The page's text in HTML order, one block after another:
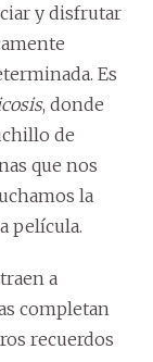
y disfrutar
Es
, donde
de
que nos
la
película.
a
completan
recuerdos